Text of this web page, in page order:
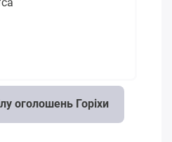
оголошень Горіхи